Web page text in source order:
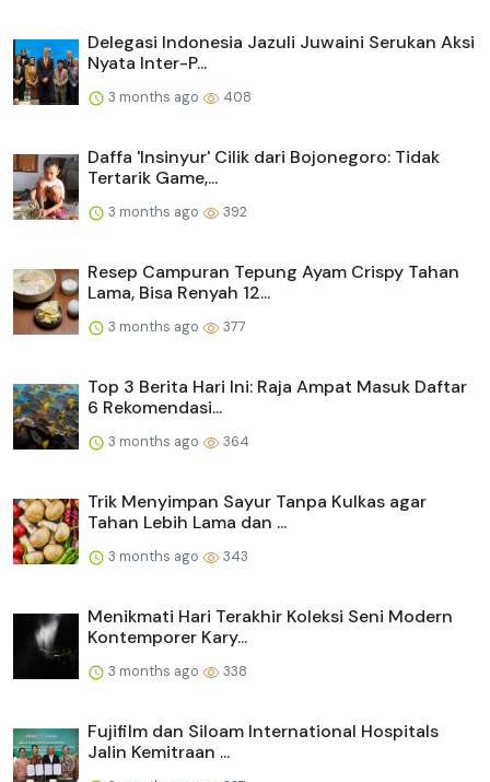
Delegasi Indonesia Jazuli Juwaini Serukan Aksi
Nyata Inter-P...
3 months ago 408
Daffa 'Insinyur' Cilik dari Bojonegoro: Tidak
Tertarik Game,...
3 months ago 392
Resep Campuran Tepung Ayam Crispy Tahan
Lama, Bisa Renyah 12...
3 months ago 377
Top 3 Berita Hari Ini: Raja Ampat Masuk Daftar
6 Rekomendasi...
3 months ago 364
Trik Menyimpan Sayur Tanpa Kulkas agar
Tahan Lebih Lama dan ...
3 months ago 343
Menikmati Hari Terakhir Koleksi Seni Modern
Kontemporer Kary...
3 months ago 338
Fujifilm dan Siloam International Hospitals
Jalin Kemitraan ...